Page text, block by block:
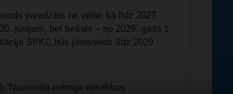
paredzēts ne vēlāk kā līdz 2027.
jūnijam, bet trešais – no 2029. gada 1.
SPKC būs jāiesniedz līdz 2029.
“Nacionāla mēroga veselības